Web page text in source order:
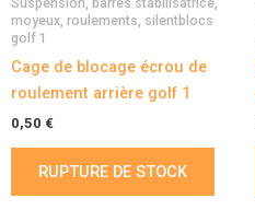
moyeux, roulements, silentblocs
golf 1
Cage de blocage écrou de
roulement arrière golf 1
0,50 €
RUPTURE DE STOCK